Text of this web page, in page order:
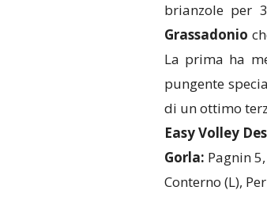
brianzole per
Grassadonio
La prima ha
pungente
di un ottimo
Easy Volley
Gorla: Pagnin
Conterno (L),